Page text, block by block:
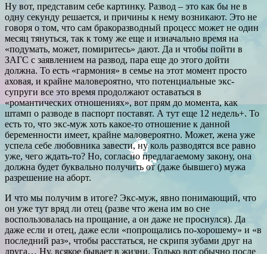
Ну вот, представим себе картинку. Развод – это как бы не в
одну секунду решается, и причины к нему возникают. Это не
говоря о том, что сам бракоразводный процесс может не один
месяц тянуться, так к тому же еще и изначально время на
«подумать, может, помиритесь» дают. Да и чтобы пойти в
ЗАГС с заявлением на развод, пара еще до этого дойти
должна. То есть «гармония» в семье на этот момент просто
аховая, и крайне маловероятно, что потенциальные экс-
супруги все это время продолжают оставаться в
«романтических отношениях», вот прям до момента, как
штамп о разводе в паспорт поставят. А тут еще 12 недель+. То
есть то, что экс-муж хоть какое-то отношение к данной
беременности имеет, крайне маловероятно. Может, жена уже
успела себе любовника завести, ну коль разводятся все равно
уже, чего ждать-то? Но, согласно предлагаемому закону, она
должна будет буквально получить от (даже бывшего) мужа
разрешение на аборт.
И что мы получим в итоге? Экс-муж, явно понимающий, что
он уже тут вряд ли отец (разве что жена им во сне
воспользовалась на прощание, а он даже не проснулся). Да
даже если и отец, даже если «попрощались по-хорошему» и «в
последний раз», чтобы расстаться, не скрипя зубами друг на
друга… Ну, всякое бывает в жизни. Только вот обычно после